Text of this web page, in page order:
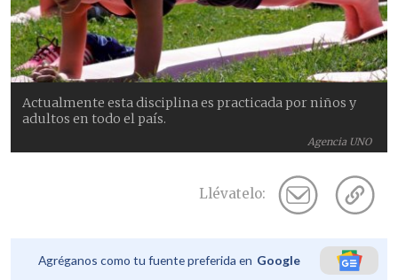
Agencia UNO
Actualmente esta disciplina es practicada por niños y
adultos en todo el país.
Llévatelo:
Agréganos como tu fuente preferida en Google